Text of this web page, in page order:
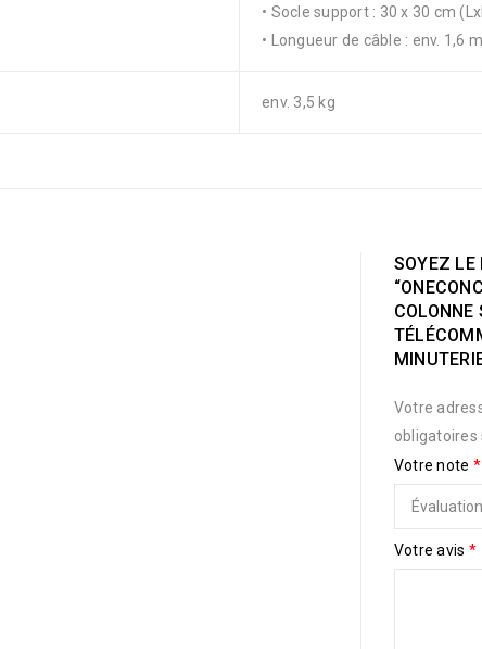
• Socle support : 30 x 30 cm
• Longueur de câble : env. 1,6 m
env. 3,5 kg
SOYEZ LE
COLONNE
Votre
obligatoires
Votre note *
Votre avis *